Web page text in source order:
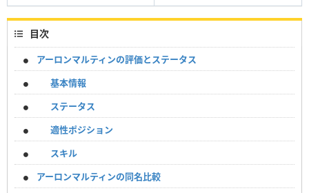
目次
アーロンマルティンの評価とステータス
基本情報
ステータス
適性ポジション
スキル
アーロンマルティンの同名比較